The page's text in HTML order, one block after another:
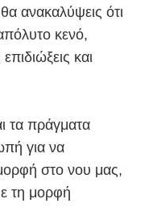
ανακαλύψεις ότι
κενό,
και
τα πράγματα
για να
στο νου μας,
τη μορφή